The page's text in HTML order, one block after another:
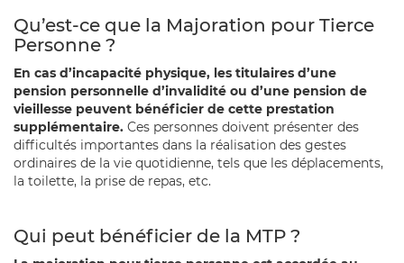
Qu’est-ce que la Majoration pour Tierce
Personne ?
En cas d’incapacité physique, les titulaires d’une
pension personnelle d’invalidité ou d’une pension de
vieillesse peuvent bénéficier de cette prestation
supplémentaire. Ces personnes doivent présenter des
difficultés importantes dans la réalisation des gestes
ordinaires de la vie quotidienne, tels que les déplacements,
la toilette, la prise de repas, etc.
Qui peut bénéficier de la MTP ?